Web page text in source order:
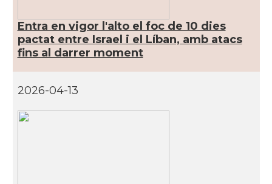
Entra en vigor l'alto el foc de 10 dies
pactat entre Israel i el Líban, amb atacs
fins al darrer moment
2026-04-13